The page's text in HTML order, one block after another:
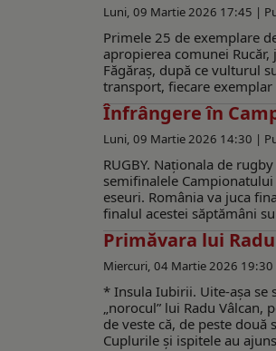
Luni, 09 Martie 2026 17:45 |
Primele 25 de exemplare
apropierea comunei
Făgăraș, după ce vulturul
transport, fiecare
Înfrângere în
Luni, 09 Martie 2026 14:30 |
RUGBY. Naționala de
semifinalele
eseuri. România va juca
finalul acestei săptămâni
Primăvara lui
Miercuri, 04 Martie 2026 19:30
* Insula Iubirii. Uite-așa se
„norocul” lui Radu
de veste că, de peste
Cuplurile și ispitele au